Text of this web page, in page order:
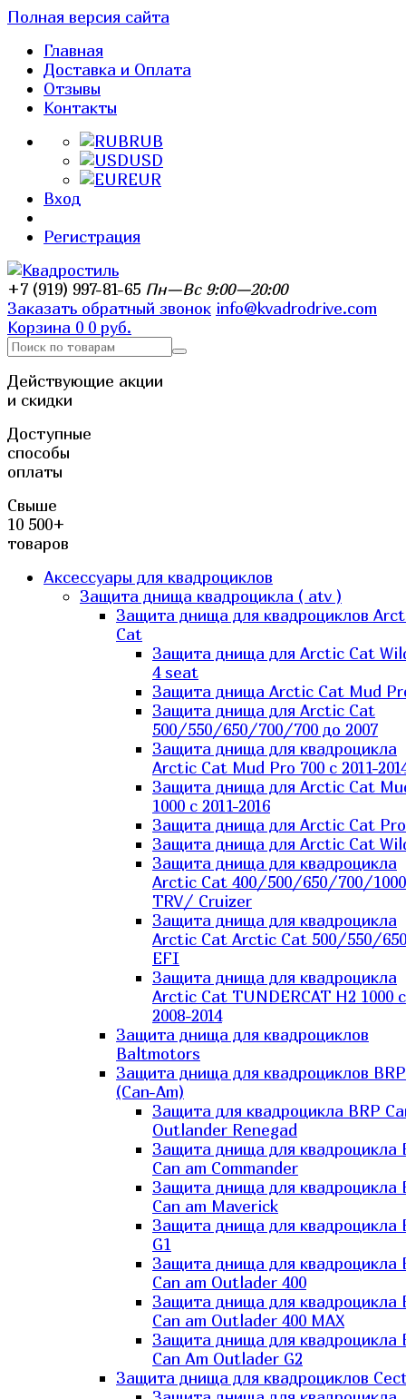
Полная версия сайта
Главная
Доставка и Оплата
Отзывы
Контакты
RUB
USD
EUR
Вход
Регистрация
+7 (919) 997-81-65 Пн—Вс 9:00—20:00
Заказать обратный звонок info@kvadrodrive.com
Корзина 0 0 руб.
Действующие акции
и скидки
Доступные
способы
оплаты
Свыше
10 500+
товаров
Аксессуары для квадроциклов
Защита днища квадроцикла ( atv )
Защита днища для квадроциклов
Cat
Защита днища для Arctic Cat
4 seat
Защита днища Arctic Cat Mud
Защита днища для Arctic Cat
500/550/650/700/700 до 2007
Защита днища для квадроцикла
Arctic Cat Mud Pro 700 с 2011-
Защита днища для Arctic Cat
1000 c 2011-2016
Защита днища для Arctic Cat
Защита днища для Arctic Cat
Защита днища для квадроцикла
Arctic Cat 400/500/650/700/1000
TRV/ Cruizer
Защита днища для квадроцикла
Arctic Cat Arctic Cat 500/550/
EFI
Защита днища для квадроцикла
Arctic Cat TUNDERCAT H2 1000 c
2008-2014
Защита днища для квадроциклов
Baltmotors
Защита днища для квадроциклов BRP
(Can-Am)
Защита для квадроцикла BRP
Outlander Renegad
Защита днища для квадроцикла
Can am Commander
Защита днища для квадроцикла
Can am Maverick
Защита днища для квадроцикла
G1
Защита днища для квадроцикла
Can am Outlader 400
Защита днища для квадроцикла
Can am Outlader 400 MAX
Защита днища для квадроцикла
Can Аm Outlader G2
Защита днища для квадроциклов